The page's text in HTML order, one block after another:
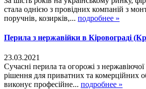
стала однією з провідних компаній з
поручнів, козирків,... подробнее »
Перила з нержавійки в Кіровограді
23.03.2021
Сучасні перила та огорожі з
рішення для приватних та комерційних
виконує професійне... подробнее »